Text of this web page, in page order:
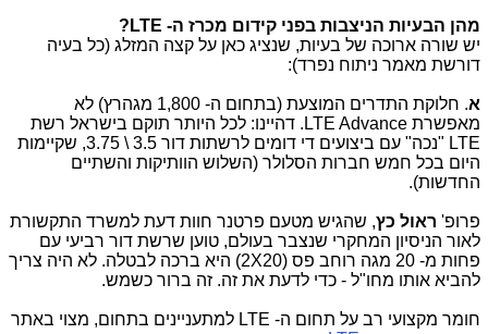
מהן הבעיות הניצבות בפני קידום מכרז ה- LTE
?
יש שורה ארוכה של בעיות, שנציג כאן על קצה המזלג (כל בעיה
דורשת מאמר ניתוח נפרד):
א
. חלוקת התדרים המוצעת (בתחום ה- 1,800 מגהרץ) לא
מאפשרת LTE Advance . דהיינו: לכל היותר תוקם בישראל רשת
LTE
"נכה" עם ביצועים די דומים לרשתות דור 3.5 \ 3.75, שקיימות
היום בכל חמש חברות הסלולר (השלוש הוותיקות והשתיים
החדשות).
פרופ' ראול כץ, שהגיש מטעם פרטנר חוות דעת למשרד התקשורת
לאור הניסיון המחקרי שנצבר בעולם, טוען שרשת דור רביעי עם
פחות מ- 20 מגה רוחב פס (2X20) היא ברכה לבטלה. לא היה צריך
להביא אותו מחו"ל - כדי לדעת את זה. זה ברור כשמש.
חומר מקצועי רב על תחום ה- LTE למתעניינים בתחום, מצוי באתר